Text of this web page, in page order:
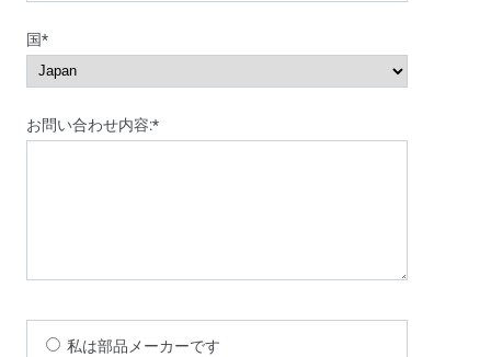
国*
お問い合わせ内容:*
私は部品メーカーです